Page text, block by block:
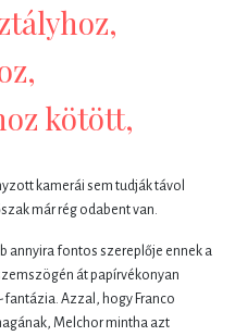
kötött,
kamerái sem tudják távol
már rég odabent van.
annyira fontos szereplője ennek a
át papírvékonyan
Azzal, hogy Franco
Melchor mintha azt